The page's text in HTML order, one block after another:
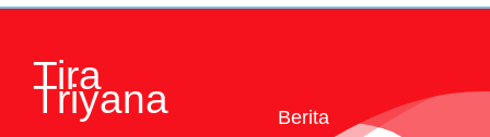
Tira
Triyana Berita